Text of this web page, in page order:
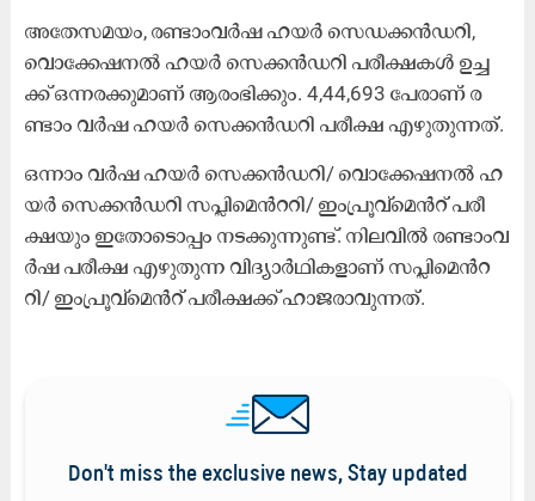
അതേസമയം, ര​ണ്ടാം​വ​ർ​ഷ ഹ​യ​ർ സെ​ഡ​ക്ക​ൻ​ഡ​റി,
വൊ​ക്കേ​ഷ​ന​ൽ ഹ​യ​ർ സെ​ക്ക​ൻ​ഡ​റി പ​രീ​ക്ഷ​ക​ൾ ഉ​ച്ച​
ക്ക് ഒ​ന്ന​ര​ക്കു​മാ​ണ് ആ​രം​ഭി​ക്കു​ം. 4,44,693 പേ​രാ​ണ് ര​
ണ്ടാം​ വ​ർ​ഷ ഹ​യ​ർ സെ​ക്ക​ൻ​ഡ​റി പ​രീ​ക്ഷ എ​ഴു​തു​ന്ന​ത്.
ഒ​ന്നാം​ വ​ർ​ഷ ഹ​യ​ർ സെ​ക്ക​ൻ​ഡ​റി/ വൊ​ക്കേ​ഷ​ന​ൽ ഹ​
യ​ർ സെ​ക്ക​ൻ​ഡ​റി സ​പ്ലി​മെൻറ​റി/ ഇം​പ്രൂ​വ്മെൻറ് പ​രീ​
ക്ഷ​യും ഇ​തോ​ടൊ​പ്പം ന​ട​ക്കു​ന്നു​ണ്ട്. നി​ല​വി​ൽ ര​ണ്ടാം​വ​
ർ​ഷ പ​രീ​ക്ഷ എ​ഴു​തു​ന്ന വി​ദ്യാ​ർ​ഥി​ക​ളാ​ണ് സ​പ്ലി​മെൻറ​
റി/ ഇം​പ്രൂ​വ്മെൻറ് പ​രീ​ക്ഷ​ക്ക് ഹാ​ജ​രാ​വു​ന്ന​ത്.
Don't miss the exclusive news, Stay updated